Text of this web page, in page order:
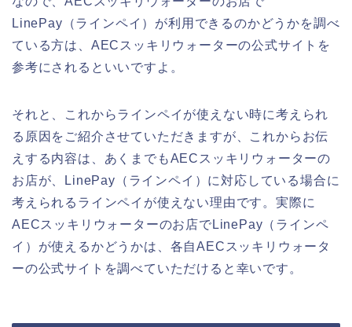
LinePay（ラインペイ）が利用できるのかどうかを調べ
ている方は、AECスッキリウォーターの公式サイトを
参考にされるといいですよ。
それと、これからラインペイが使えない時に考えられ
る原因をご紹介させていただきますが、これからお伝
えする内容は、あくまでもAECスッキリウォーターの
お店が、LinePay（ラインペイ）に対応している場合に
考えられるラインペイが使えない理由です。実際に
AECスッキリウォーターのお店でLinePay（ラインペ
イ）が使えるかどうかは、各自AECスッキリウォータ
ーの公式サイトを調べていただけると幸いです。